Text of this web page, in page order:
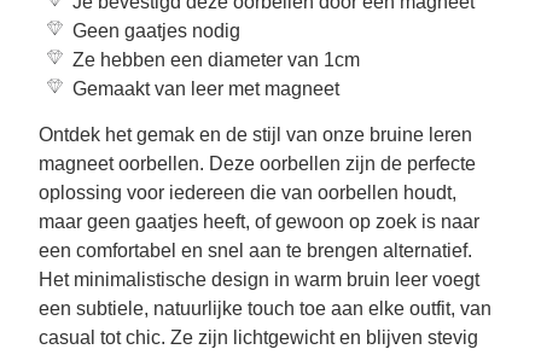
Geen gaatjes nodig
Ze hebben een diameter van 1cm
Gemaakt van leer met magneet
Ontdek het gemak en de stijl van onze bruine leren
magneet oorbellen. Deze oorbellen zijn de perfecte
oplossing voor iedereen die van oorbellen houdt,
maar geen gaatjes heeft, of gewoon op zoek is naar
een comfortabel en snel aan te brengen alternatief.
Het minimalistische design in warm bruin leer voegt
een subtiele, natuurlijke touch toe aan elke outfit, van
casual tot chic. Ze zijn lichtgewicht en blijven stevig